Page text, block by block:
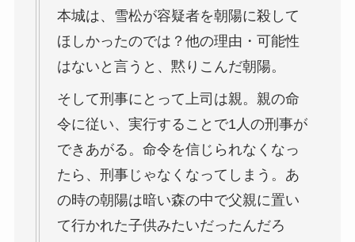
本城は、雪松が容疑者を朝陽に殺して
ほしかったのでは？他の理由・可能性
はないと言うと、黙りこんだ朝陽。
そして刑事にとって上司は親。親の命
令に従い、実行することで1人の刑事が
できあがる。命令を信じられなくなっ
たら、刑事じゃなくなってしまう。あ
の時の朝陽は暗い森の中で父親に置い
て行かれた子供みたいだったんだろ